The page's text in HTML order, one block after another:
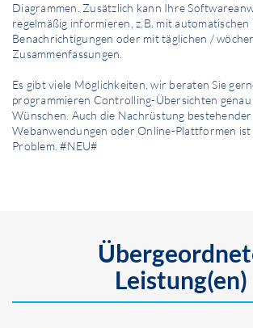
Diagrammen. Zusätzlich kann Ihre
regelmäßig informieren, z.B. mit automatischen
Benachrichtigungen oder mit täglichen /
Zusammenfassungen.
Es gibt viele Möglichkeiten, wir beraten Sie
programmieren Controlling-Übersichten genau
Wünschen. Auch die Nachrüstung bestehender
Webanwendungen oder Online-Plattformen ist
Problem. #NEU#
Leistung(en)